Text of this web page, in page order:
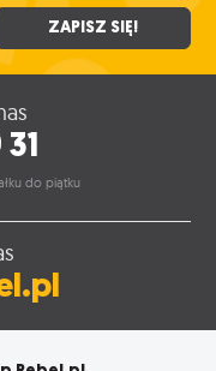
ZAPISZ SIĘ!
do piątku